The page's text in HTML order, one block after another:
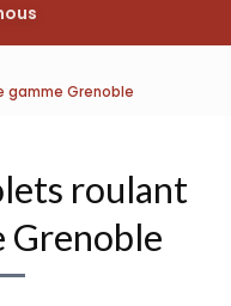
gamme Grenoble
roulant
Grenoble